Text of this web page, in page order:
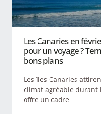
Les Canaries en
pour un voyage ?
bons plans
Les îles Canaries
climat agréable durant
offre un cadre